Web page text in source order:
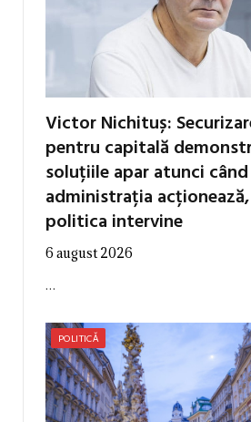
Victor Nichituș:
pentru capitală
soluțiile apar atunci când
administrația
politica intervine
6 august 2026
…
POLITICĂ